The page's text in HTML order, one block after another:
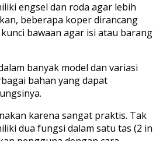
engsel dan roda agar lebih
beberapa koper dirancang
bawaan agar isi atau barang
banyak model dan variasi
bahan yang dapat
karena sangat praktis. Tak
dua fungsi dalam satu tas (2 in